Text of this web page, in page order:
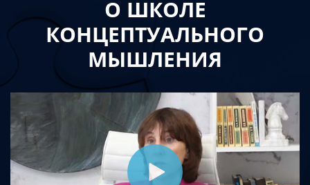
О ШКОЛЕ
КОНЦЕПТУАЛЬНОГО
МЫШЛЕНИЯ